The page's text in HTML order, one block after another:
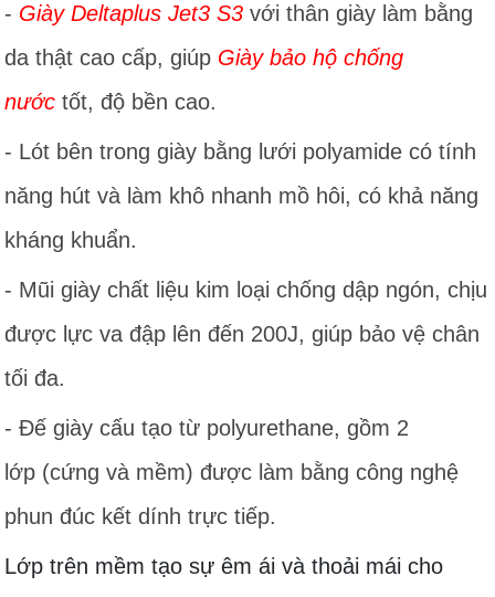
- Giày Deltaplus Jet3 S3 với thân giày làm bằng
da thật cao cấp, giúp Giày bảo hộ chống
nước tốt, độ bền cao.
- Lót bên trong giày bằng lưới polyamide có tính
năng hút và làm khô nhanh mồ hôi, có khả năng
kháng khuẩn.
- Mũi giày chất liệu kim loại chống dập ngón, chịu
được lực va đập lên đến 200J, giúp bảo vệ chân
tối đa.
- Đế giày cấu tạo từ polyurethane, gồm 2
lớp (cứng và mềm) được làm bằng công nghệ
phun đúc kết dính trực tiếp.
Lớp trên mềm tạo sự êm ái và thoải mái cho